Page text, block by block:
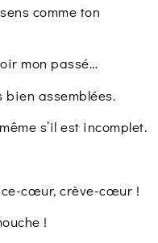
comme ton
mon passé…
bien assemblées.
s’il est incomplet.
cœur, crève-cœur !
!